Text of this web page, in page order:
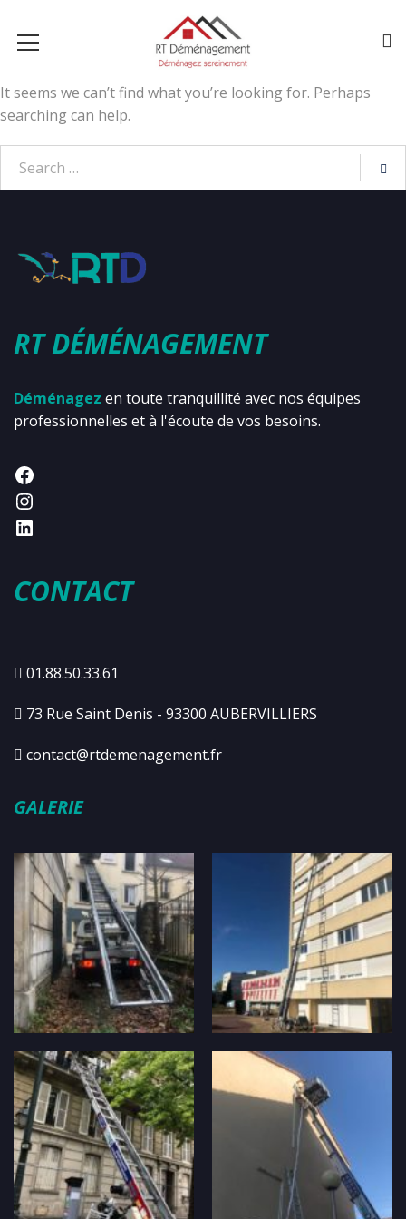
It seems we can’t find what you’re looking for. Perhaps
searching can help.
RT DÉMÉNAGEMENT
Déménagez en toute tranquillité avec nos équipes
professionnelles et à l'écoute de vos besoins.
CONTACT
01.88.50.33.61
73 Rue Saint Denis - 93300 AUBERVILLIERS
contact@rtdemenagement.fr
GALERIE